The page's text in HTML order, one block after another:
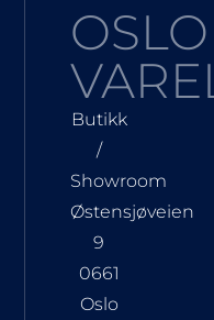
OSLO
Butikk
/
Showroom
Østensjøveien
9
0661
Oslo